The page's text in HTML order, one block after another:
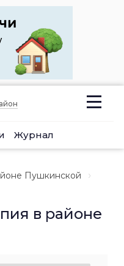
Журнал
Пушкинской
в районе